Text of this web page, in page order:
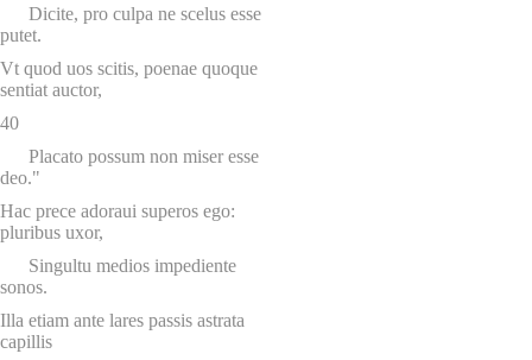
Dicite, pro culpa ne scelus esse
putet.
Vt quod uos scitis, poenae quoque
sentiat auctor,
40
Placato possum non miser esse
deo."
Hac prece adoraui superos ego:
pluribus uxor,
Singultu medios impediente
sonos.
Illa etiam ante lares passis astrata
capillis